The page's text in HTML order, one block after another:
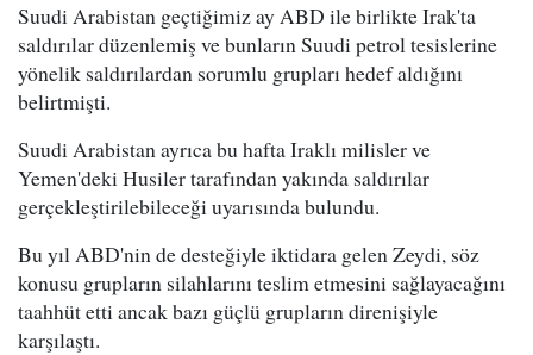
Suudi Arabistan geçtiğimiz ay ABD ile birlikte Irak'ta
saldırılar düzenlemiş ve bunların Suudi petrol tesislerine
yönelik saldırılardan sorumlu grupları hedef aldığını
belirtmişti.
Suudi Arabistan ayrıca bu hafta Iraklı milisler ve
Yemen'deki Husiler tarafından yakında saldırılar
gerçekleştirilebileceği uyarısında bulundu.
Bu yıl ABD'nin de desteğiyle iktidara gelen Zeydi, söz
konusu grupların silahlarını teslim etmesini sağlayacağını
taahhüt etti ancak bazı güçlü grupların direnişiyle
karşılaştı.